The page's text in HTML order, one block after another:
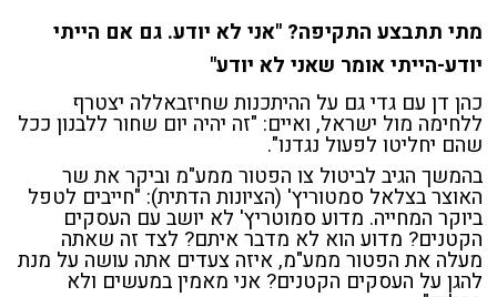
מתי תתבצע התקיפה? "אני לא יודע. גם אם הייתי
יודע-הייתי אומר שאני לא יודע"
כהן דן עם גדי גם על ההיתכנות שחיזבאללה יצטרף
ללחימה מול ישראל, ואיים: "זה יהיה יום שחור ללבנון ככל
שהם יחליטו לפעול נגדנו".
בהמשך הגיב לביטול צו הפטור ממע"מ וביקר את שר
האוצר בצלאל סמטוריץ' (הציונות הדתית): "חייבים לטפל
ביוקר המחייה. מדוע סמוטריץ' לא יושב עם העסקים
הקטנים? מדוע הוא לא מדבר איתם? לצד זה שאתה
מעלה את הפטור ממע"מ, איזה צעדים אתה עושה על מנת
להגן על העסקים הקטנים? אני מאמין במעשים ולא